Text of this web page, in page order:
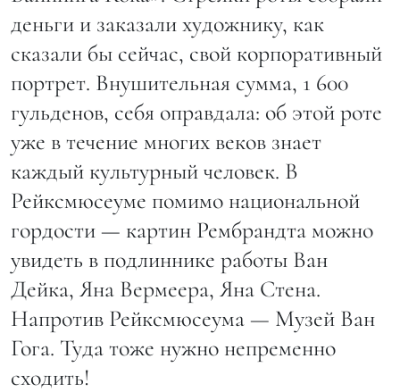
деньги и заказали художнику, как
сказали бы сейчас, свой корпоративный
портрет. Внушительная сумма, 1 600
гульденов, себя оправдала: об этой роте
уже в течение многих веков знает
каждый культурный человек. В
Рейксмюсеуме помимо национальной
гордости — картин Рембрандта можно
увидеть в подлиннике работы Ван
Дейка, Яна Вермеера, Яна Стена.
Напротив Рейксмюсеума — Музей Ван
Гога. Туда тоже нужно непременно
сходить!